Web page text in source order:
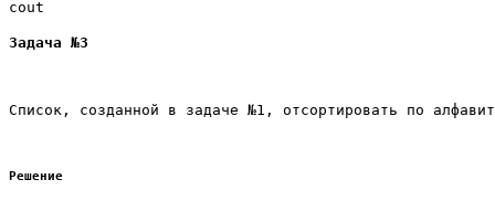
Задача №3
Список, созданной в задаче №1, отсортировать по
Решение